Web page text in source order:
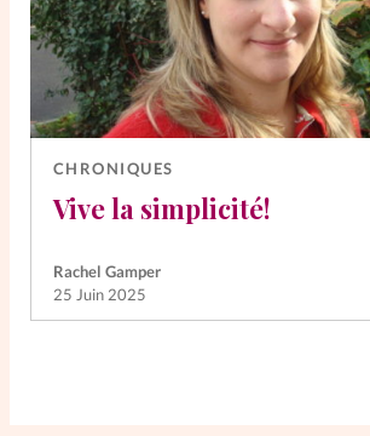
CHRONIQUES
Vive la simplicité!
Rachel Gamper
25 Juin 2025